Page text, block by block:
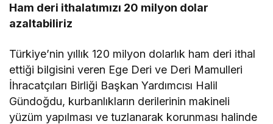
Ham deri ithalatımızı 20 milyon dolar
azaltabiliriz
Türkiye’nin yıllık 120 milyon dolarlık ham deri ithal
ettiği bilgisini veren Ege Deri ve Deri Mamulleri
İhracatçıları Birliği Başkan Yardımcısı Halil
Gündoğdu, kurbanlıkların derilerinin makineli
yüzüm yapılması ve tuzlanarak korunması halinde